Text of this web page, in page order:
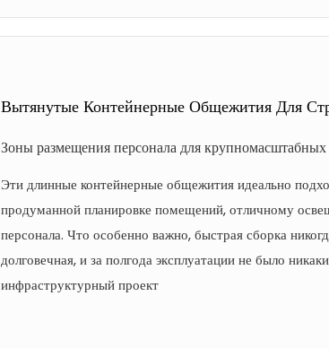
Вытянутые Контейнерные Общежития Для
Зоны размещения персонала для
Эти длинные контейнерные общежития идеально
продуманной планировке помещений, отличному
персонала. Что особенно важно, быстрая сборка
долговечная, и за полгода эксплуатации не было
инфраструктурный проект